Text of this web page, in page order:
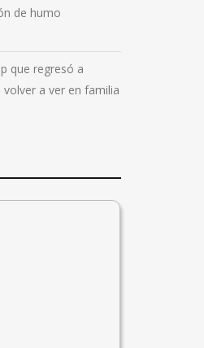
de humo
que regresó a
a ver en familia